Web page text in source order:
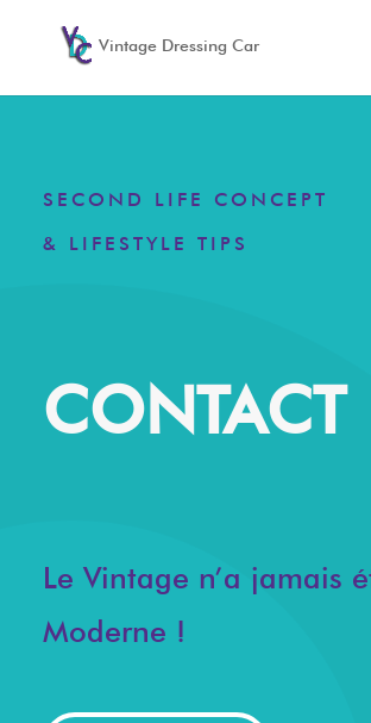
Vintage Dressing Car
SECOND LIFE CONCEPT
& LIFESTYLE TIPS
CONTACT
Le Vintage n’a jamais
Moderne !